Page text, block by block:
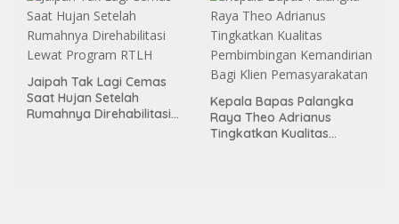
Jaipah Tak Lagi Cemas
Saat Hujan Setelah
Rumahnya Direhabilitasi
Kepala Bapas Palangka
Raya Theo Adrianus
Tingkatkan Kualitas